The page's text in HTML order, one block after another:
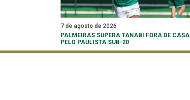
7 de agosto de 2026
PALMEIRAS SUPERA TANABI FORA DE CASA
PELO PAULISTA SUB-20